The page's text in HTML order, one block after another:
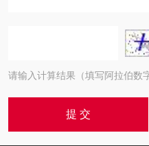
请输入计算结果（填写阿拉伯数